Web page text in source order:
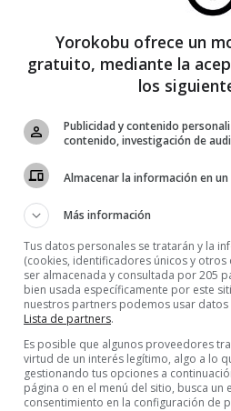
Recibe 4 números de la
Accede a todas las
Accede al contenido
Recibe newsletters con
suscriptores.
Sin compromiso de
los cuatro números que
Precio para la península y
Yorokobu ofrece un
gratuito, mediante la
los
Publicidad y contenido
contenido, investigación de
Almacenar la información en
Más información
Tus datos personales se tratarán y la
(cookies, identificadores únicos y
ser almacenada y consultada por 205
bien usada específicamente por este
nuestros partners podemos usar
Lista de partners.
Es posible que algunos proveedores
virtud de un interés legítimo, algo a lo
gestionando tus opciones a
página o en el menú del sitio, busca
consentimiento en la configuración de